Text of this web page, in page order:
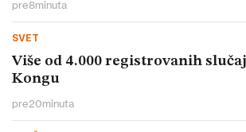
pre8minuta
SVET
Više od 4.000 registrovanih
Kongu
pre20minuta